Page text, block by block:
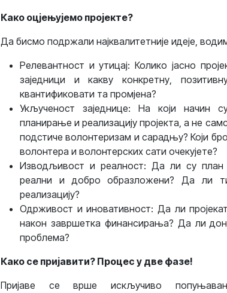
Како оцјењујемо пројекте?
Да бисмо подржали најквалитетније идеје,
Релевантност и утицај: Колико јасно
заједници и какву конкретну,
квантификовати та промјена?
Укљученост заједнице: На који начин
планирање и реализацију пројекта, а не
подстиче волонтеризам и сарадњу? Који
волонтера и волонтерских сати очекујете?
Изводљивост и реалност: Да ли су план
реални и добро образложени? Да ли
реализацију?
Одрживост и иновативност: Да ли
након завршетка финансирања? Да ли
проблема?
Како се пријавити? Процес у две фазе!
Пријаве се врше искључиво